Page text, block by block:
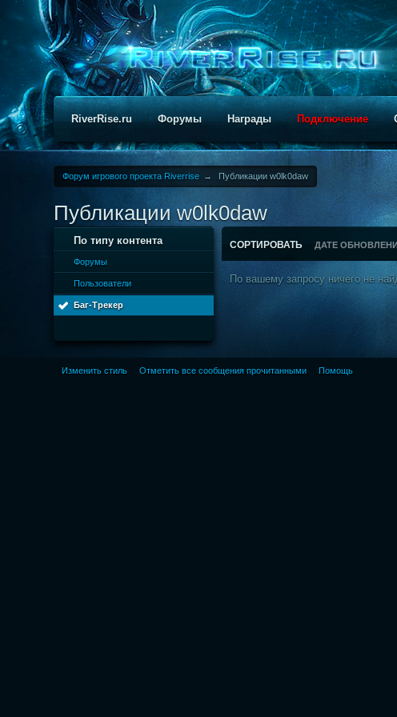
RiverRise.ru Форумы Награды Подключение
Форум игрового проекта Riverrise → Публикации w0lk0daw
Публикации w0lk0daw
По типу контента
Форумы
Пользователи
Баг-Трекер
СОРТИРОВАТЬ ДАТЕ
По вашему запросу ничего не
Изменить стиль Отметить все сообщения прочитанными Помощь